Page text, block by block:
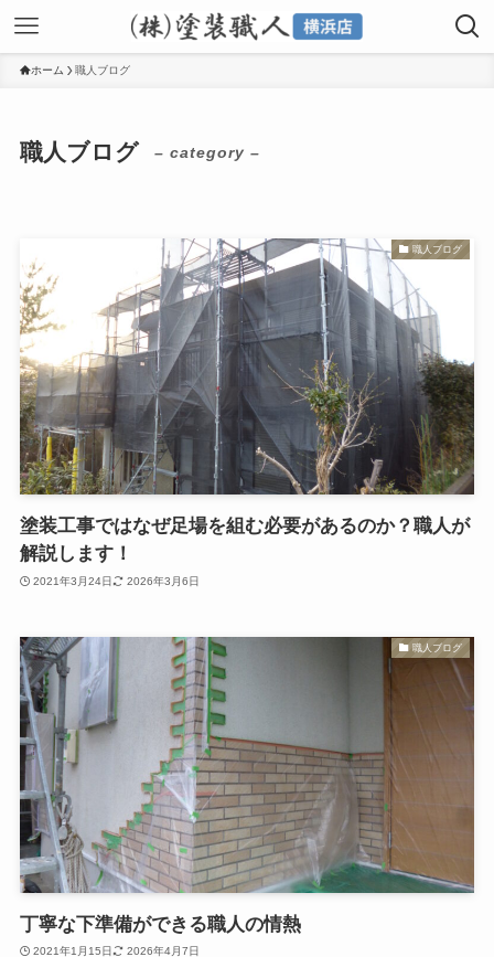
ホーム 職人ブログ
職人ブログ – category –
職人ブログ
塗装工事ではなぜ足場を組む必要があるのか？職人が
解説します！
2021年3月24日 2026年3月6日
職人ブログ
丁寧な下準備ができる職人の情熱
2021年1月15日 2026年4月7日